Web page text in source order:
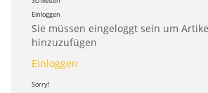
Einloggen
Sie müssen eingeloggt sein um
hinzuzufügen
Einloggen
Sorry!